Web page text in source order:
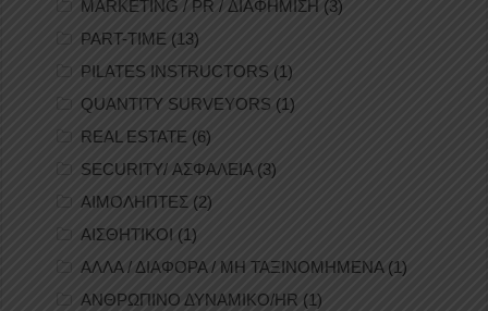
MARKETING / PR / ΔΙΑΦΗΜΙΣΗ (3)
PART-TIME (13)
PILATES INSTRUCTORS (1)
QUANTITY SURVEYORS (1)
REAL ESTATE (6)
SECURITY/ ΑΣΦΑΛΕΙΑ(3)
ΑΙΜΟΛΗΠΤΕΣ (2)
ΑΙΣΘΗΤΙΚΟΙ (1)
ΑΛΛΑ / ΔΙΑΦΟΡΑ / ΜΗ ΤΑΞΙΝΟΜΗΜΕΝΑ(1)
ΑΝΘΡΩΠΙΝΟ ΔΥΝΑΜΙΚΟ/HR (1)